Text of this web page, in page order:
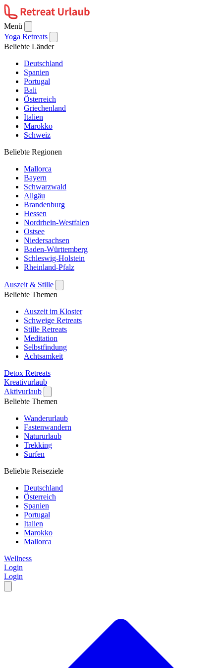
Menü
Yoga Retreats
Beliebte Länder
Deutschland
Spanien
Portugal
Bali
Österreich
Griechenland
Italien
Marokko
Schweiz
Beliebte Regionen
Mallorca
Bayern
Schwarzwald
Allgäu
Brandenburg
Hessen
Nordrhein-Westfalen
Ostsee
Niedersachsen
Baden-Württemberg
Schleswig-Holstein
Rheinland-Pfalz
Auszeit & Stille
Beliebte Themen
Auszeit im Kloster
Schweige Retreats
Stille Retreats
Meditation
Selbstfindung
Achtsamkeit
Detox Retreats
Kreativurlaub
Aktivurlaub
Beliebte Themen
Wanderurlaub
Fastenwandern
Natururlaub
Trekking
Surfen
Beliebte Reiseziele
Deutschland
Österreich
Spanien
Portugal
Italien
Marokko
Mallorca
Wellness
Login
Login